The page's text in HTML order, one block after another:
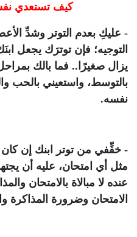
كيف تستعدي
- عليكِ بعدم التوتر وشدِّ
التوجيه؛ فإن توترَك يجعل
يزال صغيرًا.. فما بالك
بالتوسط، واستعيني بالحب
نفسه.
- خفِّفي من توتر ابنك إن
مثل أي امتحان، عليه أن
عنده لا مبالاة بالامتحان
الامتحان وضرورة المذاكرة